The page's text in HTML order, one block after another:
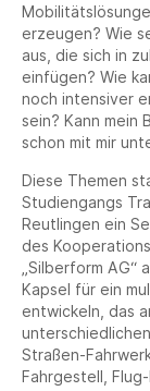
erzeugen? Wie
aus, die sich in
einfügen? Wie
noch intensiver
sein? Kann mein
schon mit mir
Diese Themen
Studiengangs
Reutlingen ein
des
„Silberform
Kapsel für ein
entwickeln, das
Straßen-
Fahrgestell,